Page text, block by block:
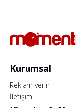
Kurumsal
Reklam verin
İletişim